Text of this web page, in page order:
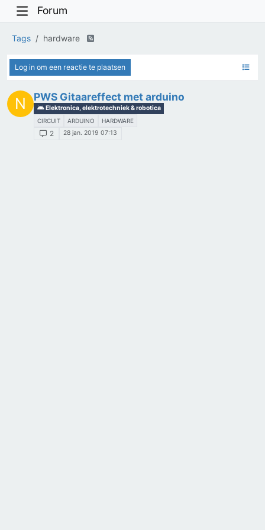
Forum
Tags hardware
Log in om een reactie te plaatsen
N PWS Gitaareffect met arduino
Elektronica, elektrotechniek & robotica
CIRCUIT ARDUINO HARDWARE
2 28 jan. 2019 07:13